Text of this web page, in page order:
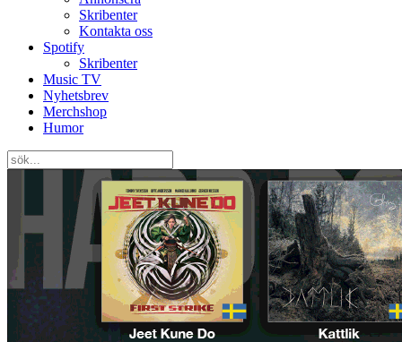
Skribenter
Kontakta oss
Spotify
Skribenter
Music TV
Nyhetsbrev
Merchshop
Humor